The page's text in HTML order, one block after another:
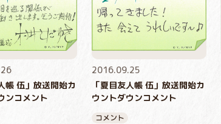
帳 伍」放送開始カ
ンコメント
2016.09.25
「夏目友人帳 伍」放送開始カ
ウントダウンコメント
コメント